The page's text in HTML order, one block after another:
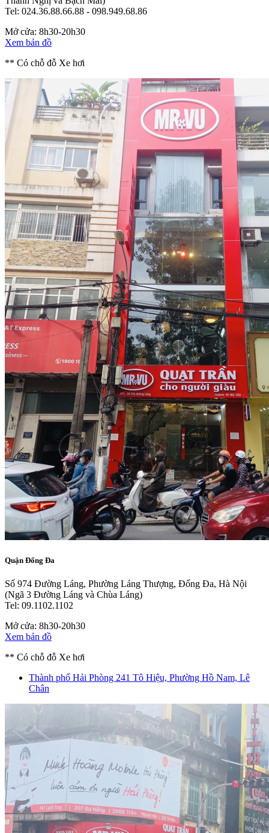
Tel: 024.36.88.66.88 - 098.949.68.86
Mở cửa: 8h30-20h30
Xem bản đồ
** Có chỗ đỗ Xe hơi
Quận Đống Đa
Số 974 Đường Láng, Phường Láng Thượng, Đống Đa, Hà Nội
(Ngã 3 Đường Láng và Chùa Láng)
Tel: 09.1102.1102
Mở cửa: 8h30-20h30
Xem bản đồ
** Có chỗ đỗ Xe hơi
Thành phố Hải Phòng 241 Tô Hiệu, Phường Hồ Nam, Lê
Chân